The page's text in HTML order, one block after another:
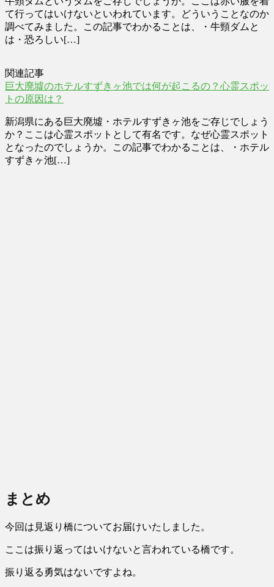
て行ってはいけないといわれています。どういうことなのか
調べてみました。この記事でわかることは、・牛頸ダムと
は・恐ろしい[…]
関連記事
巨大廃墟のホテルすずきヶ池では何が起こるの？心霊スポッ
トの原因は？
新潟県にある巨大廃墟・ホテルすずきヶ池をご存じでしょう
か？ここは心霊スポットとして有名です。なぜ心霊スポット
となったのでしょうか。この記事でわかることは、・ホテル
すずきヶ池[…]
まとめ
今回は見返り橋についてお届けいたしました。
ここは振り返ってはいけないと言われている橋です。
振り返る勇気はないですよね。